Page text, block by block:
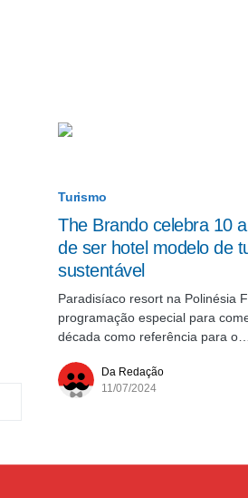
Turismo
The Brando celebra 10
de ser hotel modelo de
sustentável
Paradisíaco resort na Polinésia
programação especial para
década como referência para o…
Da Redação
11/07/2024